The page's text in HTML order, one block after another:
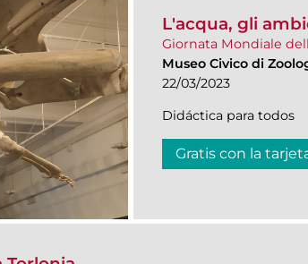
L'acqua, gli
Giornata Mondiale
Museo Civico di
22/03/2023
Didáctica para todos
Gratis con la